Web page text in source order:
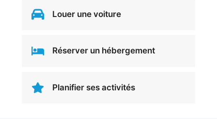
Louer une voiture
Réserver un hébergement
Planifier ses activités